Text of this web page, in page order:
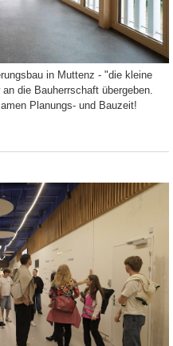
in Muttenz - "die kleine
die Bauherrschaft übergeben.
Planungs- und Bauzeit!